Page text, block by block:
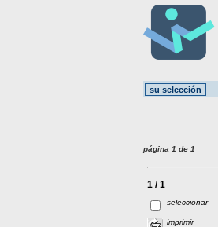
página 1 de 1
1 / 1
seleccionar
imprimir